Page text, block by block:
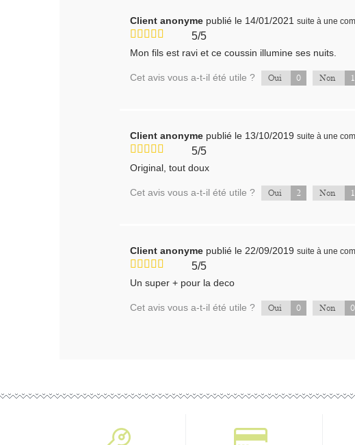
Client anonyme publié le 14/01/2021 suite à une
5/5
Mon fils est ravi et ce coussin illumine ses nuits.
Cet avis vous a-t-il été utile ? Oui 0 Non 1
Client anonyme publié le 13/10/2019 suite à une
5/5
Original, tout doux
Cet avis vous a-t-il été utile ? Oui 2 Non 1
Client anonyme publié le 22/09/2019 suite à une
5/5
Un super + pour la deco
Cet avis vous a-t-il été utile ? Oui 0 Non 0